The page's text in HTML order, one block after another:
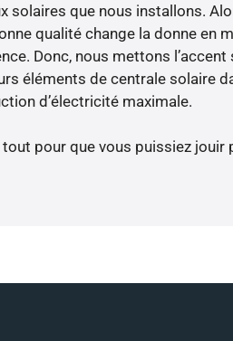
solaires que nous installons.
qualité change la donne en
Donc, nous mettons
éléments de centrale solaire
d’électricité maximale.
pour que vous puissiez jouir